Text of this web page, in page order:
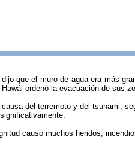
dijo que el muro de agua era más
ordenó la evacuación de sus
del terremoto y del tsunami,
causó muchos heridos,